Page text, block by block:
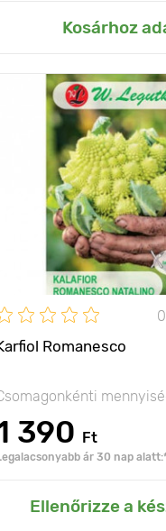
Kosárhoz
Hozzáadás az Én
Romanesco
390 Ft
ár 30 nap
Ellenőrizze a
Jellemzők
Ültetési távolság
Fényigény
Hozzáadás az Én